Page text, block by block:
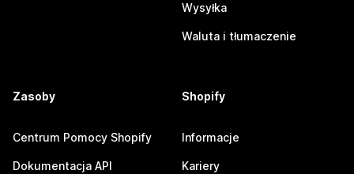
Wysyłka
Waluta i tłumaczenie
Zasoby
Centrum Pomocy Shopify
Dokumentacja API
Shopify
Informacje
Kariery